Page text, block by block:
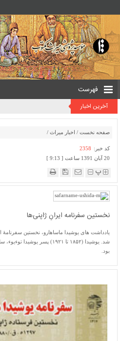
فهرست
آخرین اخبار
صفحه نخست / اخبار میراث /
کد خبر: 2358
20 آبان 1391 ساعت [ 9:13 ]
پ
نخستین سفرنامه ایرانِ ژاپنی‌ها
یادداشت های یوشیدا ماساهارو، نخستین سفرنامۀ
شد. یوشیدا (۱۸۵۲ تا ۱۹۲۱) پسر
بود.